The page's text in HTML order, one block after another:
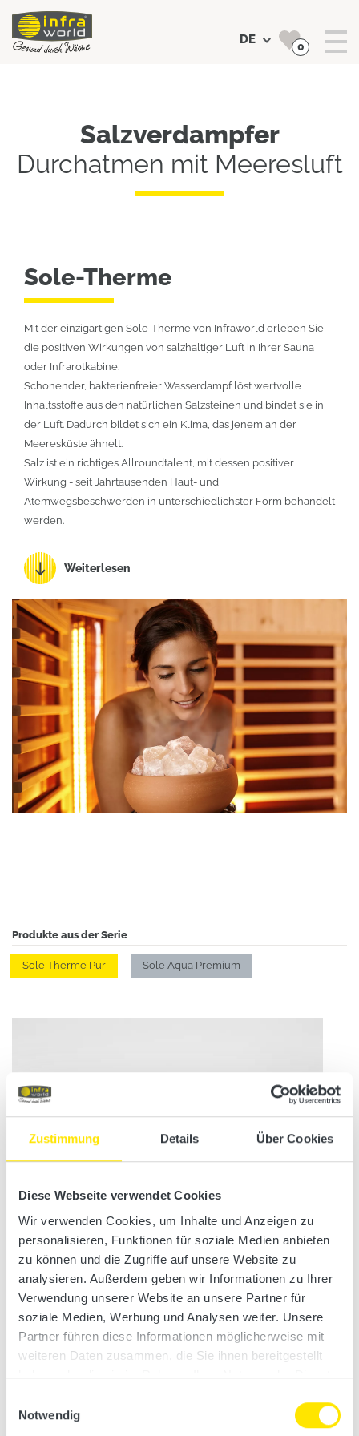
Zustimmung Details Über Cookies
Diese Webseite verwendet Cookies
Wir verwenden Cookies, um Inhalte und Anzeigen zu
personalisieren, Funktionen für soziale Medien anbieten
zu können und die Zugriffe auf unsere Website zu
analysieren. Außerdem geben wir Informationen zu Ihrer
Verwendung unserer Website an unsere Partner für
soziale Medien, Werbung und Analysen weiter. Unsere
Partner führen diese Informationen möglicherweise mit
weiteren Daten zusammen, die Sie ihnen bereitgestellt
haben oder die sie im Rahmen Ihrer Nutzung der Dienste
Notwendig
DE 0
Salzverdampfer
Durchatmen mit Meeresluft
Sole-Therme
Mit der einzigartigen Sole-Therme von Infraworld erleben Sie
die positiven Wirkungen von salzhaltiger Luft in Ihrer Sauna
oder Infrarotkabine.
Schonender, bakterienfreier Wasserdampf löst wertvolle
Inhaltsstoffe aus den natürlichen Salzsteinen und bindet sie in
der Luft. Dadurch bildet sich ein Klima, das jenem an der
Meeresküste ähnelt.
Salz ist ein richtiges Allroundtalent, mit dessen positiver
Wirkung - seit Jahrtausenden Haut- und
Atemwegsbeschwerden in unterschiedlichster Form behandelt
werden.
Weiterlesen
Produkte aus der Serie
Sole Therme Pur Sole Aqua Premium
Sole Therme Pur